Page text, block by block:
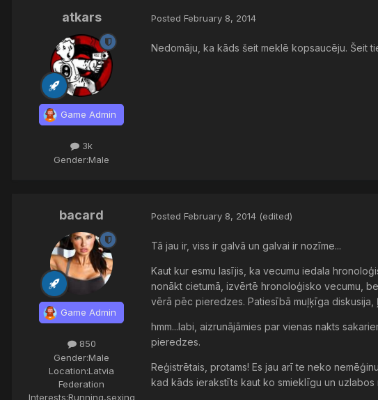
atkars
Game Admin
3k
Gender:Male
Posted February 8, 2014
Nedomāju, ka kāds šeit meklē kopsaucēju. Šeit
bacard
Game Admin
850
Gender:Male
Location:Latvia
Federation
Interests:Running,sexing
Posted February 8, 2014 (edited)
Tā jau ir, viss ir galvā un galvai ir nozīme...
Kaut kur esmu lasījis, ka vecumu iedala
nonākt cietumā, izvērtē hronoloģisko vecumu,
vērā pēc pieredzes. Patiesībā muļķīga diskusija,
hmm...labi, aizrunājāmies par vienas nakts
pieredzes.
Reģistrētais, protams! Es jau arī te neko
kad kāds ierakstīts kaut ko smieklīgu un uzlabos